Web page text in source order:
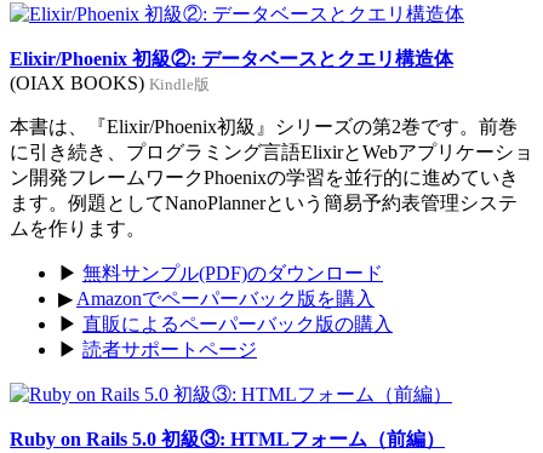
Elixir/Phoenix 初級②: データベースとクエリ構造体
(OIAX BOOKS) Kindle版
本書は、『Elixir/Phoenix初級』シリーズの第2巻です。前巻
に引き続き、プログラミング言語ElixirとWebアプリケーショ
ン開発フレームワークPhoenixの学習を並行的に進めていき
ます。例題としてNanoPlannerという簡易予約表管理システ
ムを作ります。
▶ 無料サンプル(PDF)のダウンロード
▶ Amazonでペーパーバック版を購入
▶ 直販によるペーパーバック版の購入
▶ 読者サポートページ
Ruby on Rails 5.0 初級③: HTMLフォーム（前編）